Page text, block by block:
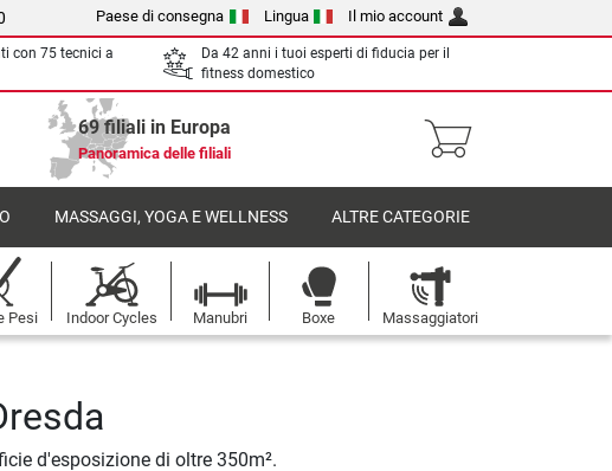
Paese di consegna Lingua Il mio account
con 75 tecnici a
Da 42 anni i tuoi esperti di fiducia per il
fitness domestico
69 filiali in Europa
Panoramica delle filiali
MASSAGGI, YOGA E WELLNESS ALTRE CATEGORIE
Pesi Indoor Cycles Manubri Boxe Massaggiatori
d'esposizione di oltre 350m².